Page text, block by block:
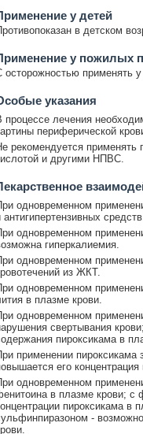
у детей
в детском
у пожилых
осторожностью применять у
указания
процессе лечения
периферической
рекомендуется применять
и другими НПВС.
одновременном
антигипертензивных средств.
одновременном
гиперкалиемия.
одновременном
из ЖКТ.
одновременном
в плазме крови.
одновременном
свертывания
пироксикама в
применении пироксикама
его
одновременном
в плазме крови; с
пироксикама в
-